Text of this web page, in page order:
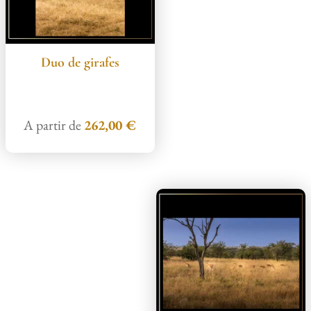
Duo de girafes
A partir de 262,00€